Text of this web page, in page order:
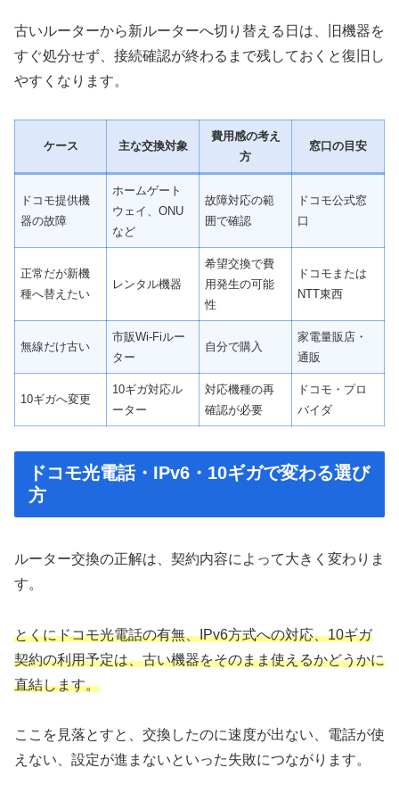
古いルーターから新ルーターへ切り替える日は、旧機器を
すぐ処分せず、接続確認が終わるまで残しておくと復旧し
やすくなります。
ケース 主な交換対象
費用感の考え
方
窓口の目安
ドコモ提供機
器の故障
ホームゲート
ウェイ、ONU
など
故障対応の範
囲で確認
ドコモ公式窓
口
正常だが新機
種へ替えたい
レンタル機器
希望交換で費
用発生の可能
性
ドコモまたは
NTT東西
無線だけ古い
市販Wi-Fiルー
ター
自分で購入
家電量販店・
通販
10ギガへ変更
10ギガ対応ル
ーター
対応機種の再
確認が必要
ドコモ・プロ
バイダ
ドコモ光電話・IPv6・10ギガで変わる選び
方
ルーター交換の正解は、契約内容によって大きく変わりま
す。
とくにドコモ光電話の有無、IPv6方式への対応、10ギガ
契約の利用予定は、古い機器をそのまま使えるかどうかに
直結します。
ここを見落とすと、交換したのに速度が出ない、電話が使
えない、設定が進まないといった失敗につながります。